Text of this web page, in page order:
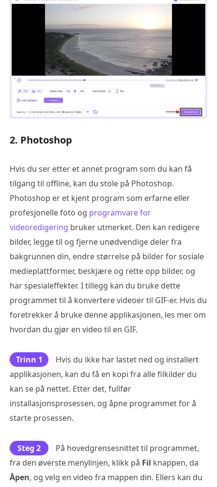
2. Photoshop
Hvis du ser etter et annet program som du kan få
tilgang til offline, kan du stole på Photoshop.
Photoshop er et kjent program som erfarne eller
profesjonelle foto og programvare for
videoredigering bruker utmerket. Den kan redigere
bilder, legge til og fjerne unødvendige deler fra
bakgrunnen din, endre størrelse på bilder for sosiale
medieplattformer, beskjære og rette opp bilder, og
har spesialeffekter. I tillegg kan du bruke dette
programmet til å konvertere videoer til GIF-er. Hvis du
foretrekker å bruke denne applikasjonen, les mer om
hvordan du gjør en video til en GIF.
Trinn 1
Hvis du ikke har lastet ned og installert
applikasjonen, kan du få en kopi fra alle filkilder du
kan se på nettet. Etter det, fullfør
installasjonsprosessen, og åpne programmet for å
starte prosessen.
Steg 2
På hovedgrensesnittet til programmet,
fra den øverste menylinjen, klikk på Fil knappen, da
Åpen, og velg en video fra mappen din. Ellers kan du